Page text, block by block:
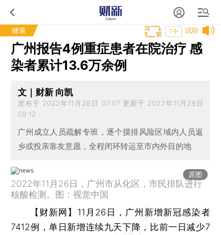
健康 试听
T中
广州报告4例重症患者在院治疗 感
染者累计13.6万余例
文｜财新 向凯
发布于 2022年11月28日 07:07 更新于 2022年11月28日
09:12
广州成立人员疏解专班，逐个摸排风险区域内人员返
乡或投亲靠友意愿，全程闭环转运至市内外目的地
原图
2022年11月26日，广州市从化区，市民排队进行
核酸检测。图：视觉中国
【财新网】 11月26日，广州新增新冠感染者
7412例，单日新增连续九天下降，比前一日减少7